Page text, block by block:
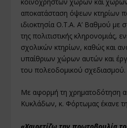
αποκατάσταση όψεων κτηρίων
ιδιοκτησία Ο.Τ.Α. Α’ Βαθμού με
της πολιτιστικής κληρονομιάς,
σχολικών κτηρίων, καθώς και
υπαίθριων χώρων αυτών και
του πολεοδομικού σχεδιασμού.
Με αφορμή τη χρηματοδότηση
Κυκλάδων, κ. Φόρτωμας έκανε